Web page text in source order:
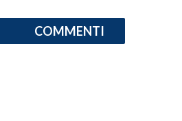
COMMENTI